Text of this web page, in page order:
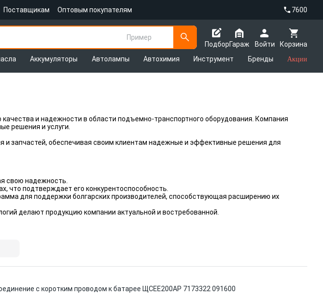
Поставщикам Оптовым покупателям 7600
Пример
Подбор
Корзина
Гараж
Войти
Аккумуляторы Автолампы Автохимия Инструмент Бренды Акции
и надежности в области подъемно-транспортного оборудования. Компания
решения и услуги.
и запчастей, обеспечивая своим клиентам надежные и эффективные решения для
свою надежность.
что подтверждает его конкурентоспособность.
для поддержки болгарских производителей, способствующая расширению их
делают продукцию компании актуальной и востребованной.
с коротким проводом к батарее ЩСЕЕ200АР 7173322 091600